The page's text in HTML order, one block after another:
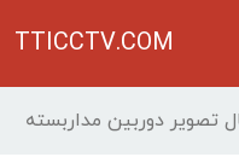
TTICCTV.COM
تصویر دوربین مداربسته